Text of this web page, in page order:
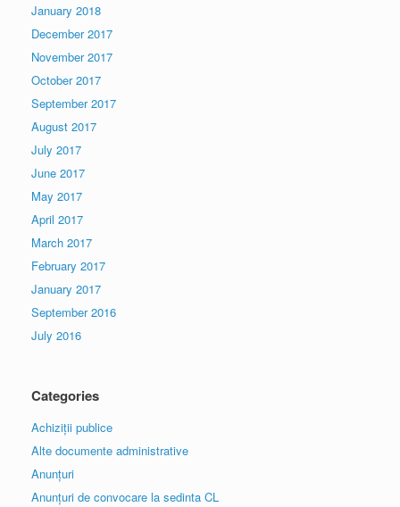
January 2018
December 2017
November 2017
October 2017
September 2017
August 2017
July 2017
June 2017
May 2017
April 2017
March 2017
February 2017
January 2017
September 2016
July 2016
Categories
Achiziții publice
Alte documente administrative
Anunțuri
Anunțuri de convocare la sedinta CL